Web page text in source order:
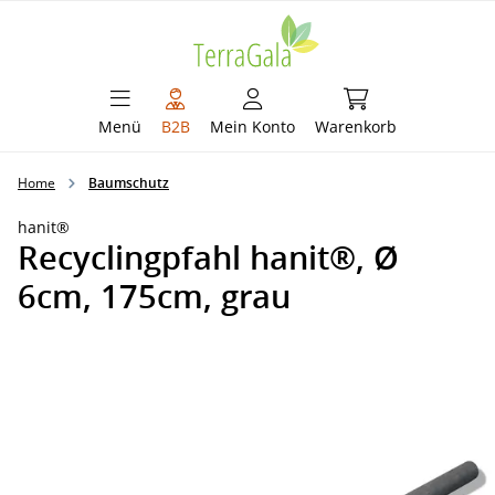
Menü B2B Mein Konto Warenkorb
Warenkorb
Home Baumschutz
hanit®
Recyclingpfahl hanit®, Ø
6cm, 175cm, grau